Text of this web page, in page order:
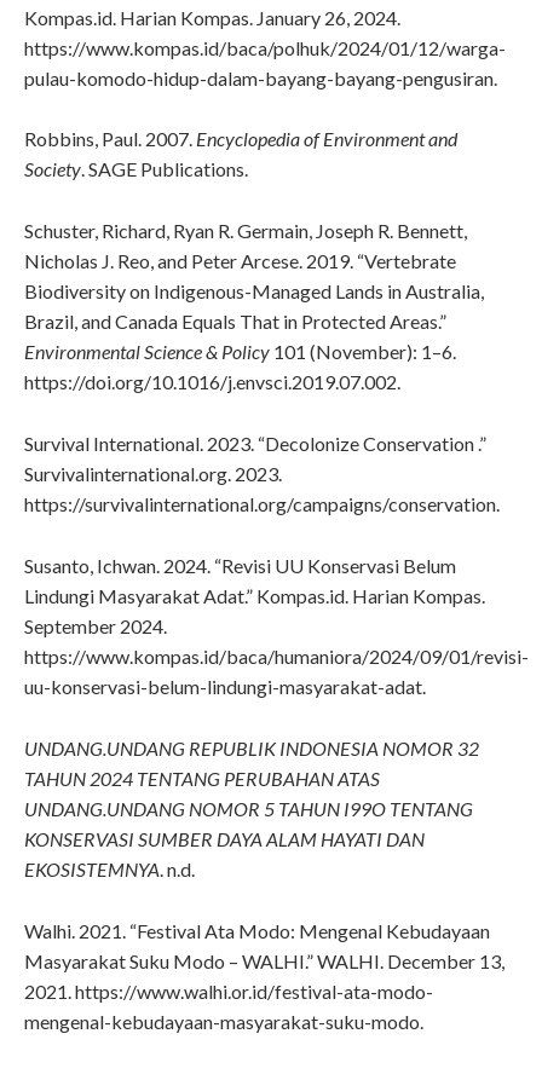
Kompas.id. Harian Kompas. January 26, 2024.
https://www.kompas.id/baca/polhuk/2024/01/12/warga-
pulau-komodo-hidup-dalam-bayang-bayang-pengusiran.
Robbins, Paul. 2007. Encyclopedia of Environment and
Society. SAGE Publications.
Schuster, Richard, Ryan R. Germain, Joseph R. Bennett,
Nicholas J. Reo, and Peter Arcese. 2019. “Vertebrate
Biodiversity on Indigenous-Managed Lands in Australia,
Brazil, and Canada Equals That in Protected Areas.”
Environmental Science & Policy 101 (November): 1–6.
https://doi.org/10.1016/j.envsci.2019.07.002.
Survival International. 2023. “Decolonize Conservation .”
Survivalinternational.org. 2023.
https://survivalinternational.org/campaigns/conservation.
Susanto, Ichwan. 2024. “Revisi UU Konservasi Belum
Lindungi Masyarakat Adat.” Kompas.id. Harian Kompas.
September 2024.
https://www.kompas.id/baca/humaniora/2024/09/01/revisi-
uu-konservasi-belum-lindungi-masyarakat-adat.
UNDANG.UNDANG REPUBLIK INDONESIA NOMOR 32
TAHUN 2024 TENTANG PERUBAHAN ATAS
UNDANG.UNDANG NOMOR 5 TAHUN I99O TENTANG
KONSERVASI SUMBER DAYA ALAM HAYATI DAN
EKOSISTEMNYA. n.d.
Walhi. 2021. “Festival Ata Modo: Mengenal Kebudayaan
Masyarakat Suku Modo – WALHI.” WALHI. December 13,
2021. https://www.walhi.or.id/festival-ata-modo-
mengenal-kebudayaan-masyarakat-suku-modo.